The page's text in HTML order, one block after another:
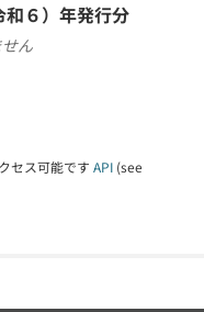
６）年発行分
ん
セス可能です API (see